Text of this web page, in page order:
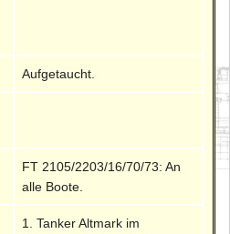
Aufgetaucht.
FT 2105/2203/16/70/73: An
alle Boote.
1. Tanker Altmark im